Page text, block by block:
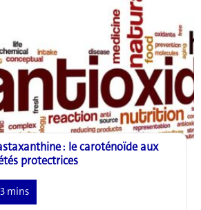
: le caroténoïde aux
protectrices